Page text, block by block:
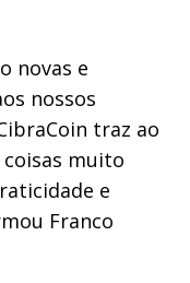
novas e
nossos
traz ao
muito
e
Franco